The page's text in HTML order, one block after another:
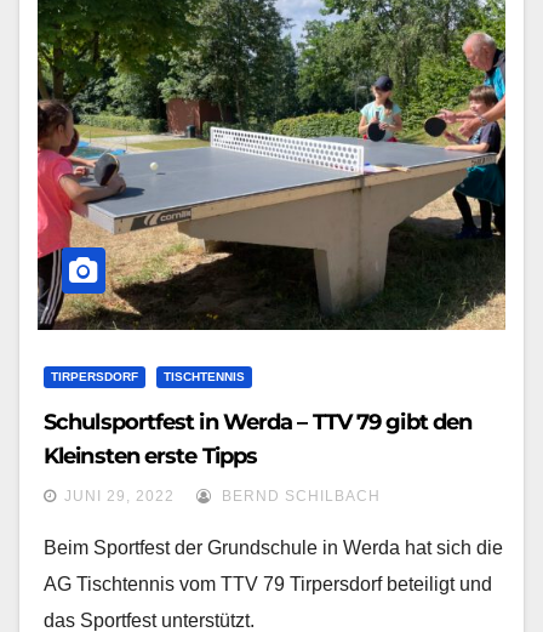
TIRPERSDORF TISCHTENNIS
Schulsportfest in Werda – TTV 79 gibt den
Kleinsten erste Tipps
JUNI 29, 2022 BERND SCHILBACH
Beim Sportfest der Grundschule in Werda hat sich die
AG Tischtennis vom TTV 79 Tirpersdorf beteiligt und
das Sportfest unterstützt.